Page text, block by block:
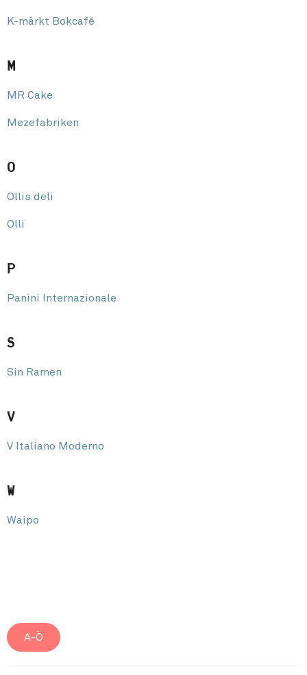
K-märkt Bokcafé
M
MR Cake
Mezefabriken
O
Ollis deli
Olli
P
Panini Internazionale
S
Sin Ramen
V
V Italiano Moderno
W
Waipo
A-Ö